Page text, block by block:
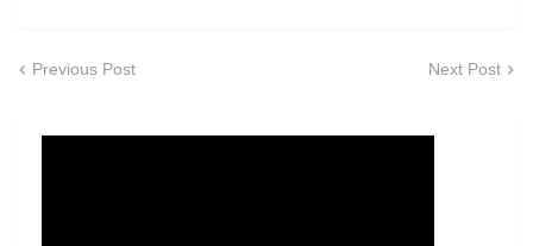
Previous Post Next Post